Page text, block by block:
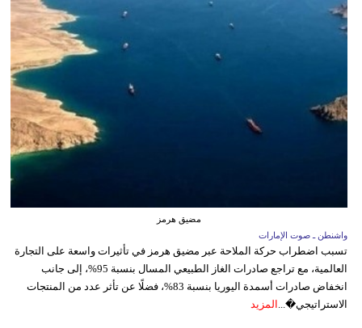
مضيق هرمز
واشنطن ـ صوت الإمارات
تسبب اضطراب حركة الملاحة عبر مضيق هرمز في تأثيرات واسعة على التجارة
العالمية، مع تراجع صادرات الغاز الطبيعي المسال بنسبة 95%، إلى جانب
انخفاض صادرات أسمدة اليوريا بنسبة 83%، فضلًا عن تأثر عدد من المنتجات
الاستراتيجي�... المزيد